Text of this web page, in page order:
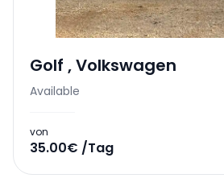
Golf ,Volkswagen
Available
von
35.00€ /Tag